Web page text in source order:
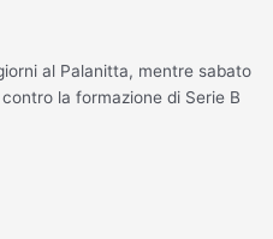
al Palanitta, mentre sabato
la formazione di Serie B